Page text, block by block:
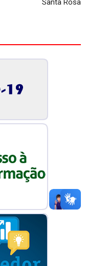
Santa Rosa